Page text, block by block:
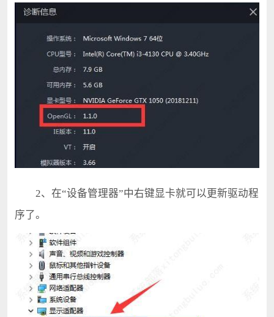
2、在“设备管理器”中右键显卡就可以更新驱动程
序了。